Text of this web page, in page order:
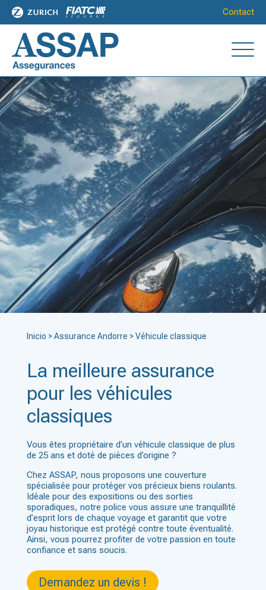
Contact
Inicio >Assurance Andorre >Véhicule classique
La meilleure assurance
pour les véhicules
classiques
Vous êtes propriétaire d’un véhicule classique de plus
de 25 ans et doté de pièces d’origine ?
Chez ASSAP, nous proposons une couverture
spécialisée pour protéger vos précieux biens roulants.
Idéale pour des expositions ou des sorties
sporadiques, notre police vous assure une tranquillité
d’esprit lors de chaque voyage et garantit que votre
joyau historique est protégé contre toute éventualité.
Ainsi, vous pourrez profiter de votre passion en toute
confiance et sans soucis.
Demandez un devis !